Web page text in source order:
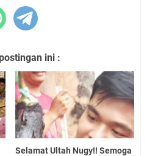
ini :
Selamat Ultah Nugy!! Semoga